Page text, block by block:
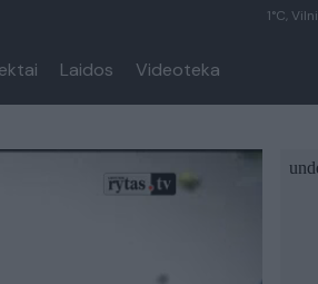
1°C,
Laidos Videoteka